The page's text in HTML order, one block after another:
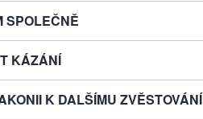
SPOLEČNĚ
KÁZÁNÍ
K DALŠÍMU ZVĚSTOVÁNÍ